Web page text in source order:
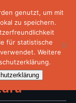
und
genutzt, um mit
zu speichern.
für statistische
Weitere